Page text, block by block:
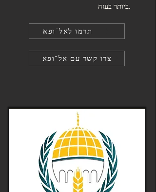
ביותר בעזה.
צרו קשר עם אל־ופא